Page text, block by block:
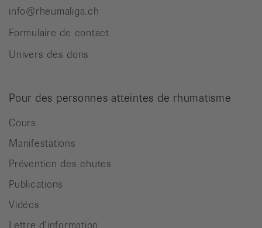
info@rheumaliga.ch
Formulaire de contact
Univers des dons
Pour des personnes atteintes de rhumatisme
Cours
Manifestations
Prévention des chutes
Publications
Vidéos
Lettre d’information